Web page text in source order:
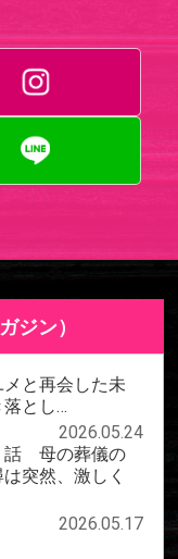
ジン）
と再会した未
とし…
2026.05.24
話 母の葬儀の
突然、激しく
2026.05.17